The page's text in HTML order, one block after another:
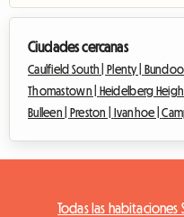
Ciudades cercanas
Caulfield South | Plenty |
Thomastown |
Heidelberg
Bulleen |
Preston | Ivanhoe |
Todas las habitaciones